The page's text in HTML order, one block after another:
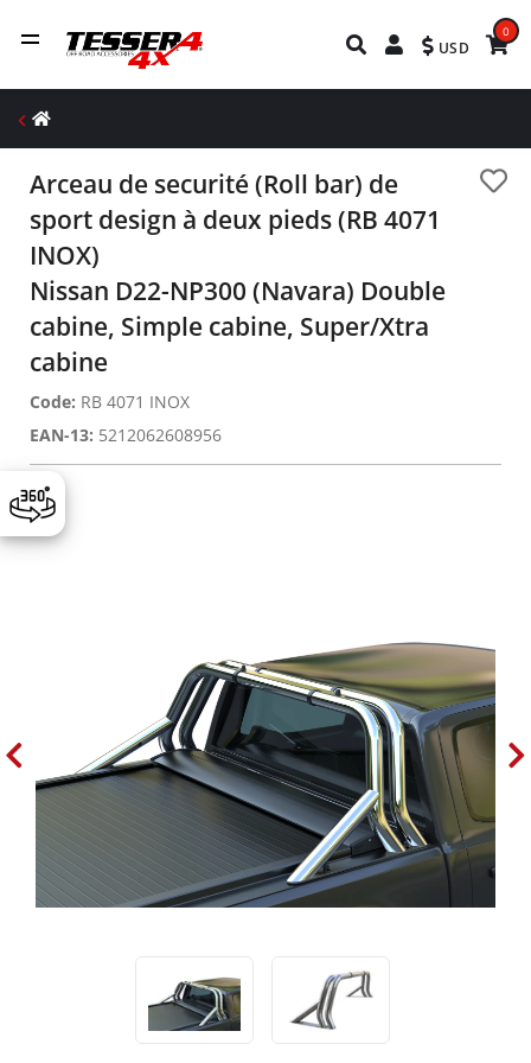
USD
0
Arceau de securité (Roll bar) de
sport design à deux pieds (RB 4071
INOX)
Nissan D22-NP300 (Navara) Double
cabine, Simple cabine, Super/Xtra
cabine
Code: RB 4071 INOX
EAN-13: 5212062608956